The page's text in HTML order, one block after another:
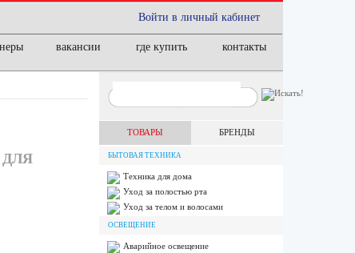
Войти в личный кабинет
вакансии где купить контакты
ТОВАРЫ БРЕНДЫ
БЫТОВАЯ ТЕХНИКА
Техника для дома
Уход за полостью рта
Уход за телом и волосами
ОСВЕЩЕНИЕ
Аварийное освещение